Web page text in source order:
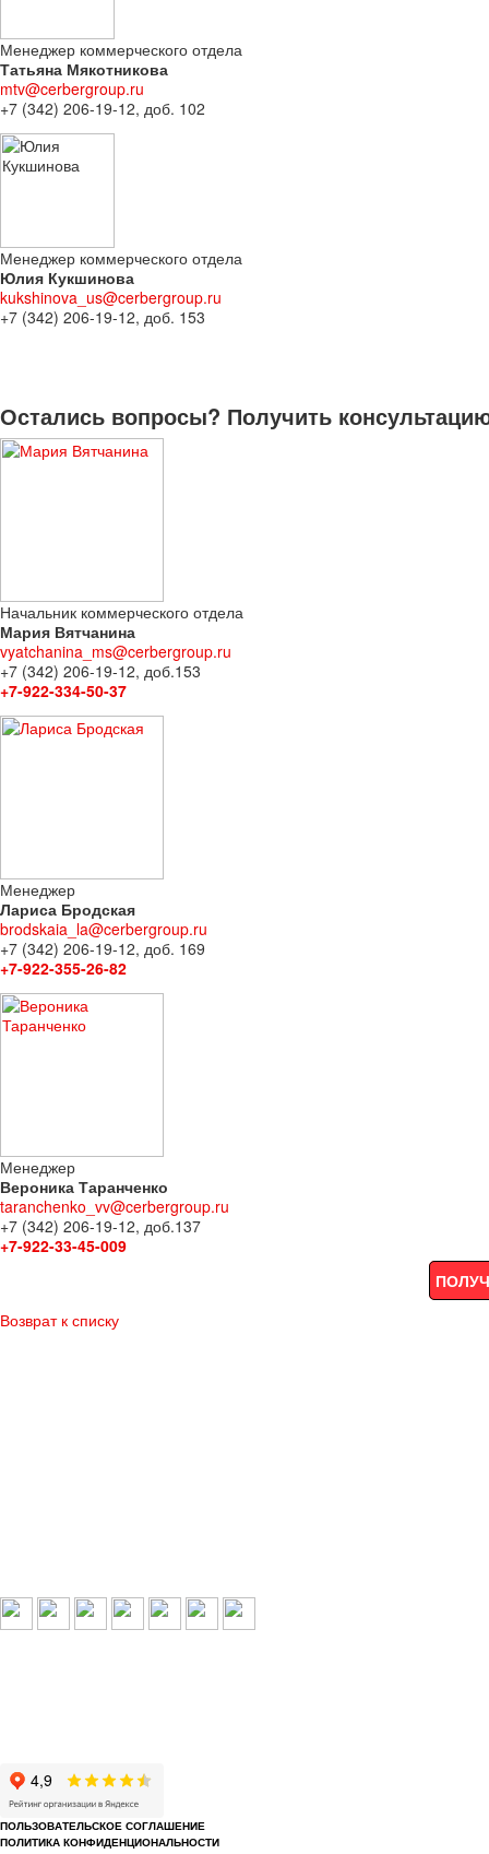
Менеджер коммерческого отдела
Татьяна Мякотникова
mtv@cerbergroup.ru
+7 (342) 206-19-12, доб. 102
Менеджер коммерческого отдела
Юлия Кукшинова
kukshinova_us@cerbergroup.ru
+7 (342) 206-19-12, доб. 153
Остались вопросы? Получить
Начальник коммерческого отдела
Мария Вятчанина
vyatchanina_ms@cerbergroup.ru
+7 (342) 206-19-12, доб.153
+7-922-334-50-37
Менеджер
Лариса Бродская
brodskaia_la@cerbergroup.ru
+7 (342) 206-19-12, доб. 169
+7-922-355-26-82
Менеджер
Вероника Таранченко
taranchenko_vv@cerbergroup.ru
+7 (342) 206-19-12, доб.137
+7-922-33-45-009
Возврат к списку
ПОЛЬЗОВАТЕЛЬСКОЕ СОГЛАШЕНИЕ
ПОЛИТИКА КОНФИДЕНЦИОНАЛЬНОСТИ